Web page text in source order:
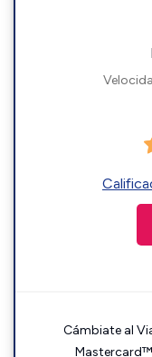
Cámbiate al